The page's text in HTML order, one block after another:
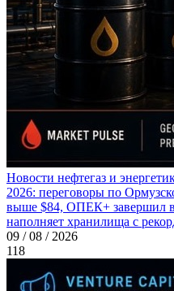
Новости нефтегаз и
2026: переговоры по
выше $84, ОПЕК+ завершил
наполняет хранилища с
09 / 08 / 2026
118